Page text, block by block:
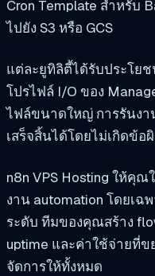
Cron Template สำหรับ
ไปยัง S3 หรือ GCS
แต่ละยูทิลิตี้ได้รับประโย
โปรไฟล์ I/O ของ
ไฟล์ขนาดใหญ่ การรันงา
เสร็จสิ้นได้โดยไม่เกิดข้อ
n8n VPS Hosting ให้คุ
งาน automation โดยเฉ
ระดับ ทีมของคุณสร้าง
uptime และค่าใช้จ่ายที่ข
จัดการให้ทั้งหมด